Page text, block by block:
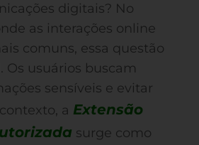
digitais? No
as interações online
comuns, essa questão
Os usuários buscam
sensíveis e evitar
a Extensão
surge como